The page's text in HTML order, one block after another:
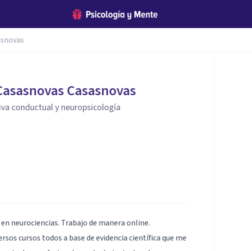
Casasnovas
conductual y neuropsicología
neurociencias. Trabajo de manera online.
cursos todos a base de evidencia científica que me